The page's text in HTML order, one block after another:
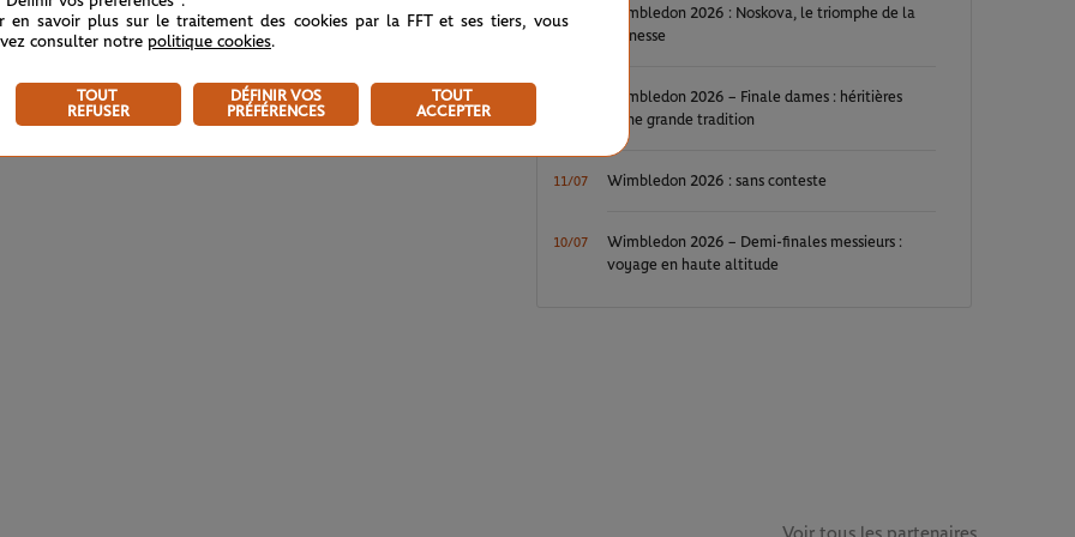
Wimbledon 2026 : Noskova, le triomphe de la
jeunesse
Wimbledon 2026 – Finale dames : héritières
d’une grande tradition
11/07 Wimbledon 2026 : sans conteste
10/07
Wimbledon 2026 – Demi-finales messieurs :
voyage en haute altitude
en savoir plus sur le traitement des cookies par la FFT et ses tiers, vous
consulter notre politique cookies.
TOUT
REFUSER
DÉFINIR VOS
PRÉFÉRENCES
TOUT
ACCEPTER